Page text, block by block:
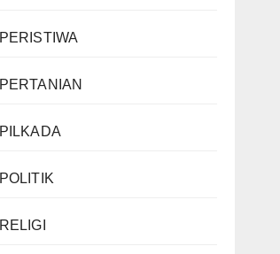
PERISTIWA
PERTANIAN
PILKADA
POLITIK
RELIGI